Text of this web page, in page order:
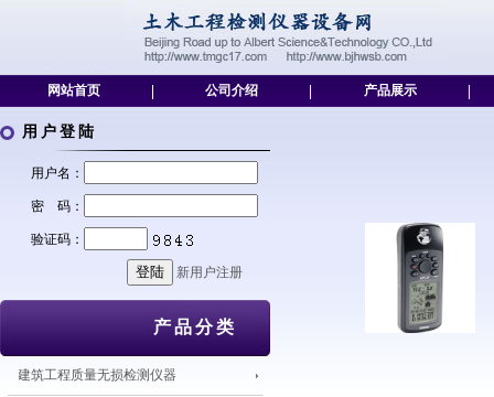
网站首页 公司介绍 产品展示
用户登陆
用户名：
密 码：
验证码：
新用户注册
产品分类
建筑工程质量无损检测仪器